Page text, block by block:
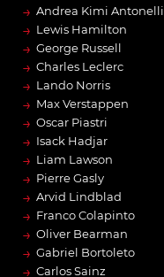
→ Andrea Kimi Antonelli
→ Lewis Hamilton
→ George Russell
→ Charles Leclerc
→ Lando Norris
→ Max Verstappen
→ Oscar Piastri
→ Isack Hadjar
→ Liam Lawson
→ Pierre Gasly
→ Arvid Lindblad
→ Franco Colapinto
→ Oliver Bearman
→ Gabriel Bortoleto
→ Carlos Sainz